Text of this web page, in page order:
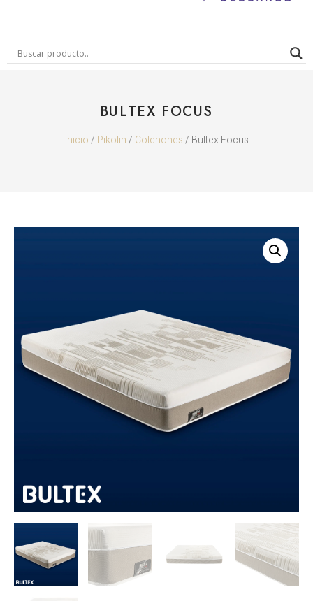
BULTEX FOCUS
Inicio/ Pikolin/ Colchones/ Bultex Focus